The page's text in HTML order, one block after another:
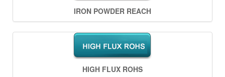
IRON POWDER REACH
HIGH FLUX ROHS